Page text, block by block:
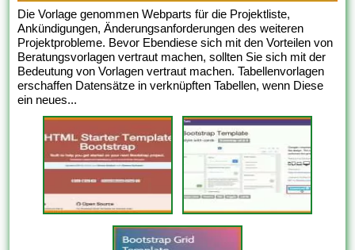
Die Vorlage genommen Webparts für die Projektliste,
Ankündigungen, Änderungsanforderungen des weiteren
Projektprobleme. Bevor Ebendiese sich mit den Vorteilen von
Beratungsvorlagen vertraut machen, sollten Sie sich mit der
Bedeutung von Vorlagen vertraut machen. Tabellenvorlagen
erschaffen Datensätze in verknüpften Tabellen, wenn Diese
ein neues...